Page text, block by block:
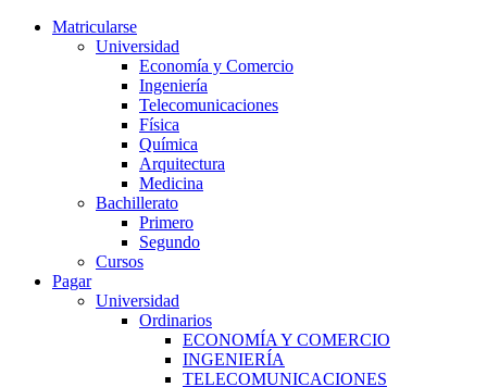
Matricularse
Universidad
Economía y Comercio
Ingeniería
Telecomunicaciones
Física
Química
Arquitectura
Medicina
Bachillerato
Primero
Segundo
Cursos
Pagar
Universidad
Ordinarios
ECONOMÍA Y COMERCIO
INGENIERÍA
TELECOMUNICACIONES